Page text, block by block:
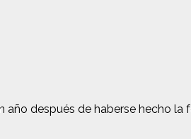
año después de haberse hecho